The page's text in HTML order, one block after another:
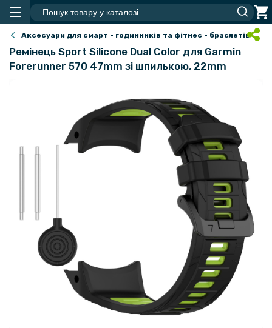
Аксесуари для смарт - годинників та фітнес - браслетів
Ремінець Sport Silicone Dual Color для Garmin
Forerunner 570 47mm зі шпилькою, 22mm